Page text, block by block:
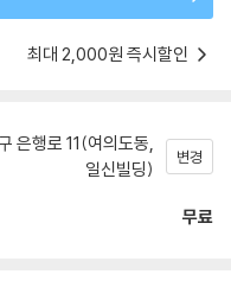
최대 2,000원 즉시할인
은행로 11(여의도동,
일신빌딩)
변경
무료